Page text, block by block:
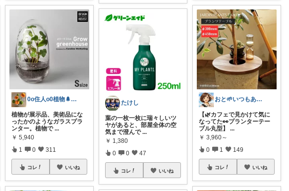
0o住人o0植物🌲と👶を育てる部屋
植物が展示品、美術品にな
ったかのようなガラスプラ
ンター。植物で ...
￥ 5,940
1 0 311
コレ いいね
たけし
​葉の一枚一枚に瑞々しいツ
ヤがあると、部屋全体の空
気まで澄んで ...
￥ 1,380
0 0 47
コレ いいね
おと🌱いつもありがとう😊
【🌿カフェで見かけて気に
なってた👀プランターテー
ブル丸型】...
￥ 3,960～
0 1 149
コレ いいね